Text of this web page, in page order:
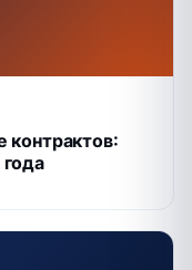
контрактов: